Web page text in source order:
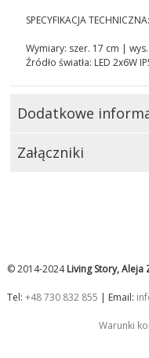
SPECYFIKACJA TECHNICZNA:
Wymiary: szer. 17 cm |
Źródło światła: LED 2x6W
Dodatkowe
Załączniki
© 2014-2024Living Story, Aleja
Tel: +48 730 832 855 | Email:
Warunki